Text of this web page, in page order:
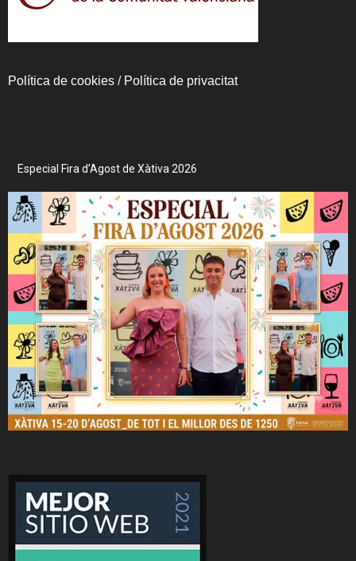
Política de cookies / Política de privacitat
Especial Fira d’Agost de Xàtiva 2026